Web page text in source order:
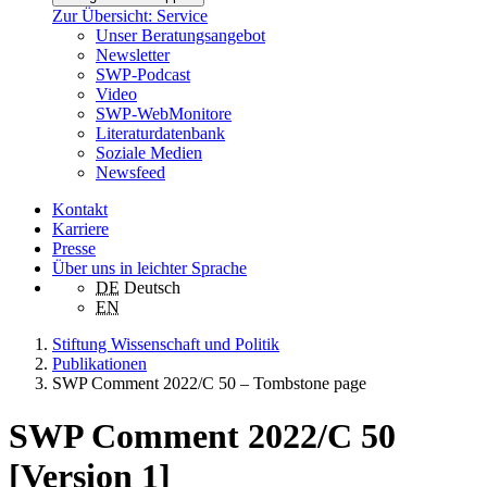
Zur Übersicht: Service
Unser Beratungsangebot
Newsletter
SWP-Podcast
Video
SWP-WebMonitore
Literaturdatenbank
Soziale Medien
Newsfeed
Kontakt
Karriere
Presse
Über uns in leichter Sprache
DE Deutsch
EN
Stiftung Wissenschaft und Politik
Publikationen
SWP Comment 2022/C 50 – Tombstone page
SWP Comment 2022/C 50
[Version 1]